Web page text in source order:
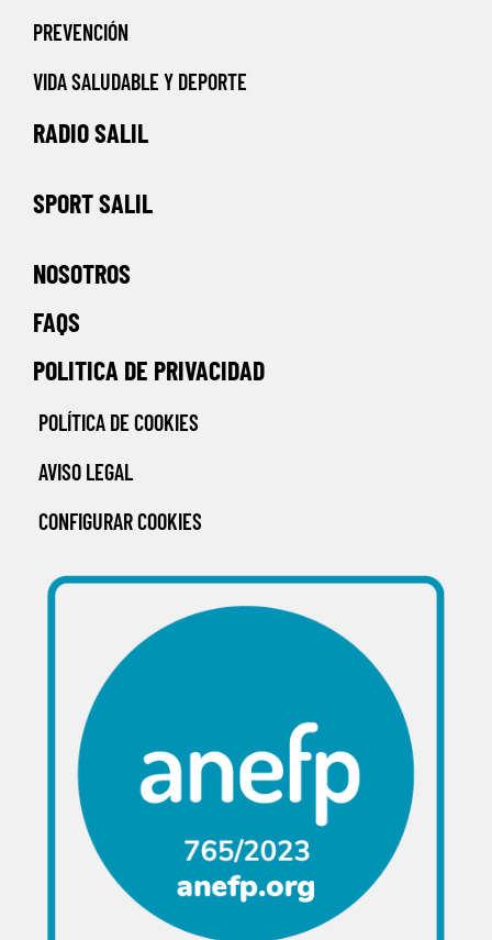
PREVENCIÓN
VIDA SALUDABLE Y DEPORTE
RADIO SALIL
SPORT SALIL
NOSOTROS
FAQS
POLITICA DE PRIVACIDAD
POLÍTICA DE COOKIES
AVISO LEGAL
CONFIGURAR COOKIES